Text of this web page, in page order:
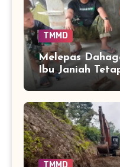
TMMD
Melepas
Ibu Janiah
Pengerjaan
TMMD